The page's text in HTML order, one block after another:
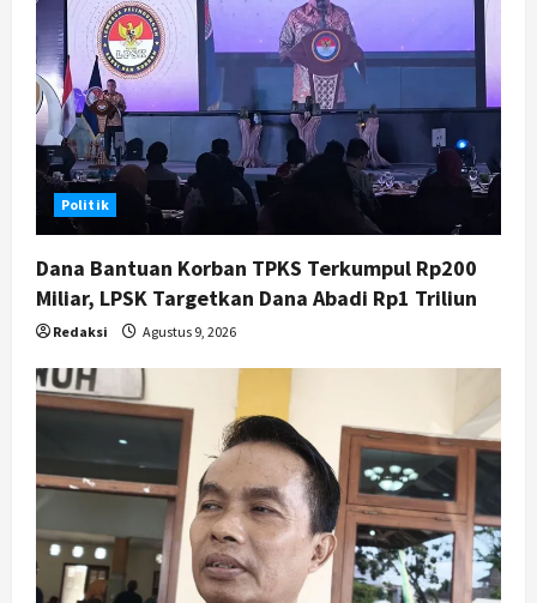
Politik
Dana Bantuan Korban TPKS Terkumpul Rp200
Miliar, LPSK Targetkan Dana Abadi Rp1 Triliun
Redaksi Agustus 9, 2026